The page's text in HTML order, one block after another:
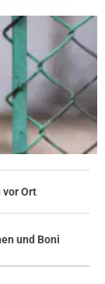
vor Ort
und Boni